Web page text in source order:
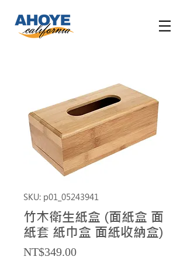
SKU: p01_05243941
竹木衛生紙盒 (面紙盒 面
紙套 紙巾盒 面紙收納盒)
NT$349.00Price